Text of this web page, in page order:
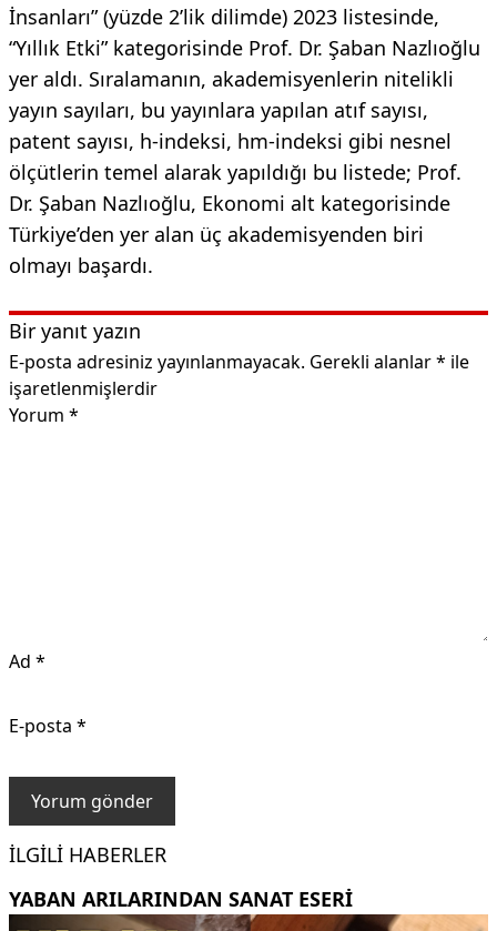
İnsanları” (yüzde 2’lik dilimde) 2023 listesinde,
“Yıllık Etki” kategorisinde Prof. Dr. Şaban Nazlıoğlu
yer aldı. Sıralamanın, akademisyenlerin nitelikli
yayın sayıları, bu yayınlara yapılan atıf sayısı,
patent sayısı, h-indeksi, hm-indeksi gibi nesnel
ölçütlerin temel alarak yapıldığı bu listede; Prof.
Dr. Şaban Nazlıoğlu, Ekonomi alt kategorisinde
Türkiye’den yer alan üç akademisyenden biri
olmayı başardı.
Bir yanıt yazın
E-posta adresiniz yayınlanmayacak. Gerekli alanlar* ile
işaretlenmişlerdir
Yorum *
Ad *
E-posta *
İLGILI HABERLER
YABAN ARILARINDAN SANAT ESERI